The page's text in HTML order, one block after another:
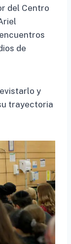
del Centro
de
y
trayectoria